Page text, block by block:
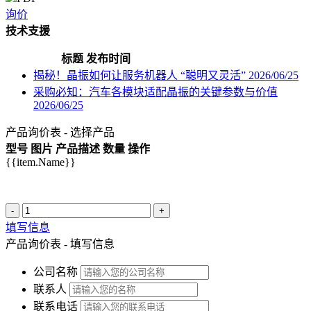
询价
技术支援
标题 发布时间
揭秘！晶振如何让服务机器人 “聪明又灵活” 2026/06/25
采购必知：汽车各模块适配晶振的关键参数与价值
2026/06/25
产品询价表 - 选择产品
型号 图片 产品描述 数量 操作
{{item.Name}}
- +
填写信息
产品询价表 - 填写信息
公司名称
联系人
联系电话